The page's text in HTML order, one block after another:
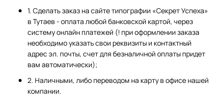
1. Сделать заказ на сайте типографии «Секрет Успеха»
в Тутаев - оплата любой банковской картой, через
систему онлайн платежей (! при оформлении заказа
необходимо указать свои реквизиты и контактный
адрес эл. почты, счет для безналичной оплаты придет
вам автоматически);
2. Наличными, либо переводом на карту в офисе нашей
компании.